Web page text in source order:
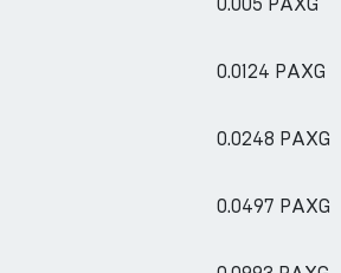
0.0124 PAXG
0.0248 PAXG
0.0497 PAXG